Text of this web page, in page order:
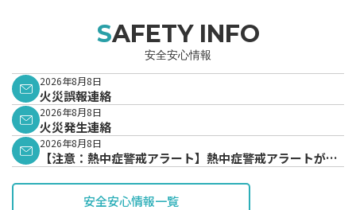
SAFETY INFO
安全安心情報
2026年8月8日
火災誤報連絡
2026年8月8日
火災発生連絡
2026年8月8日
【注意：熱中症警戒アラート】熱中症警戒アラートが発
安全安心情報一覧